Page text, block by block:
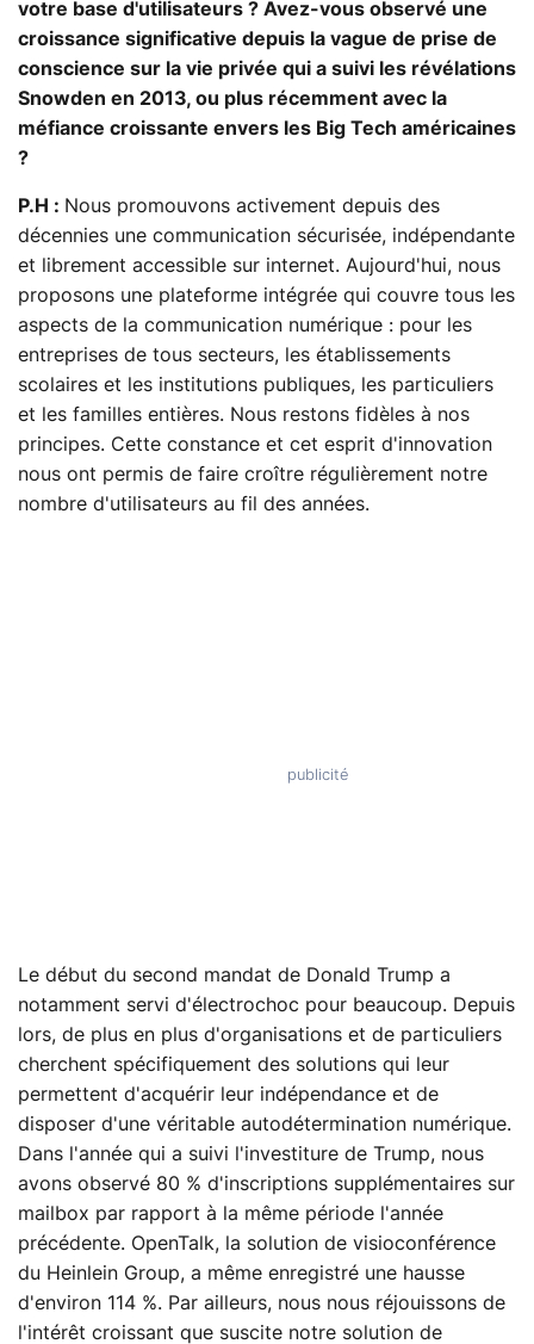
votre base d'utilisateurs ? Avez-vous observé une
croissance significative depuis la vague de prise de
conscience sur la vie privée qui a suivi les révélations
Snowden en 2013, ou plus récemment avec la
méfiance croissante envers les Big Tech américaines
?
P.H : Nous promouvons activement depuis des
décennies une communication sécurisée, indépendante
et librement accessible sur internet. Aujourd'hui, nous
proposons une plateforme intégrée qui couvre tous les
aspects de la communication numérique : pour les
entreprises de tous secteurs, les établissements
scolaires et les institutions publiques, les particuliers
et les familles entières. Nous restons fidèles à nos
principes. Cette constance et cet esprit d'innovation
nous ont permis de faire croître régulièrement notre
nombre d'utilisateurs au fil des années.
Le début du second mandat de Donald Trump a
notamment servi d'électrochoc pour beaucoup. Depuis
lors, de plus en plus d'organisations et de particuliers
cherchent spécifiquement des solutions qui leur
permettent d'acquérir leur indépendance et de
disposer d'une véritable autodétermination numérique.
Dans l'année qui a suivi l'investiture de Trump, nous
avons observé 80 % d'inscriptions supplémentaires sur
mailbox par rapport à la même période l'année
précédente. OpenTalk, la solution de visioconférence
du Heinlein Group, a même enregistré une hausse
d'environ 114 %. Par ailleurs, nous nous réjouissons de
l'intérêt croissant que suscite notre solution de